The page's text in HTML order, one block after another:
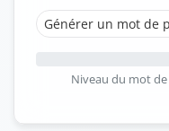
Générer un mot de
Niveau du mot